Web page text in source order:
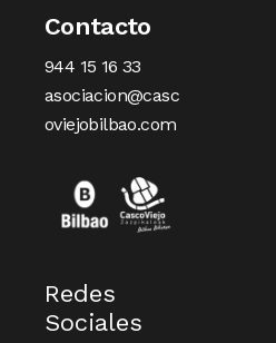
Contacto
944 15 16 33
asociacion@casc
oviejobilbao.com
Redes
Sociales